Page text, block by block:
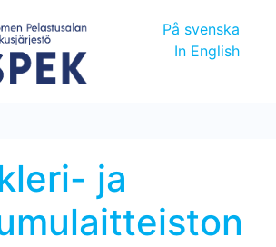
På svenska
In English
ja